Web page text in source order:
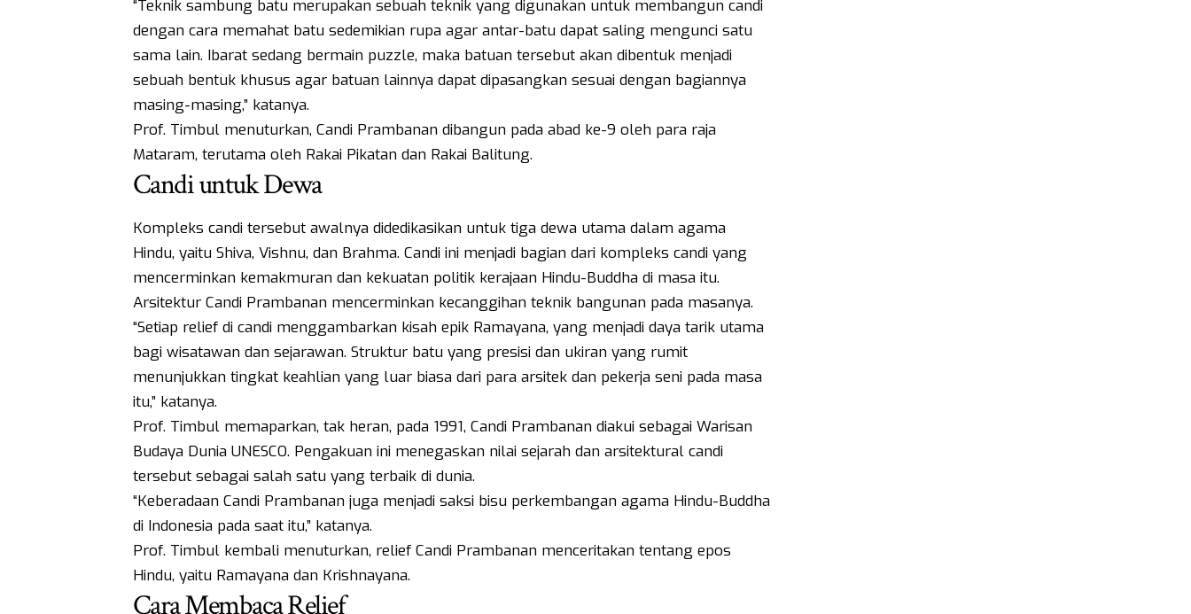
“Teknik sambung batu merupakan sebuah teknik yang digunakan untuk membangun candi
dengan cara memahat batu sedemikian rupa agar antar-batu dapat saling mengunci satu
sama lain. Ibarat sedang bermain puzzle, maka batuan tersebut akan dibentuk menjadi
sebuah bentuk khusus agar batuan lainnya dapat dipasangkan sesuai dengan bagiannya
masing-masing,” katanya.
Prof. Timbul menuturkan, Candi Prambanan dibangun pada abad ke-9 oleh para raja
Mataram, terutama oleh Rakai Pikatan dan Rakai Balitung.
Candi untuk Dewa
Kompleks candi tersebut awalnya didedikasikan untuk tiga dewa utama dalam agama
Hindu, yaitu Shiva, Vishnu, dan Brahma. Candi ini menjadi bagian dari kompleks candi yang
mencerminkan kemakmuran dan kekuatan politik kerajaan Hindu-Buddha di masa itu.
Arsitektur Candi Prambanan mencerminkan kecanggihan teknik bangunan pada masanya.
“Setiap relief di candi menggambarkan kisah epik Ramayana, yang menjadi daya tarik utama
bagi wisatawan dan sejarawan. Struktur batu yang presisi dan ukiran yang rumit
menunjukkan tingkat keahlian yang luar biasa dari para arsitek dan pekerja seni pada masa
itu,” katanya.
Prof. Timbul memaparkan, tak heran, pada 1991, Candi Prambanan diakui sebagai Warisan
Budaya Dunia UNESCO. Pengakuan ini menegaskan nilai sejarah dan arsitektural candi
tersebut sebagai salah satu yang terbaik di dunia.
“Keberadaan Candi Prambanan juga menjadi saksi bisu perkembangan agama Hindu-Buddha
di Indonesia pada saat itu,” katanya.
Prof. Timbul kembali menuturkan, relief Candi Prambanan menceritakan tentang epos
Hindu, yaitu Ramayana dan Krishnayana.
Cara Membaca Relief